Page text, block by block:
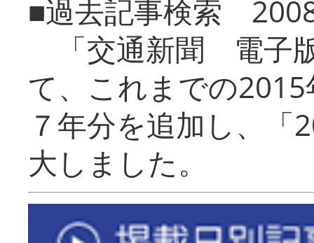
■過去記事検索
「交通新聞 電子
て、これまでの
７年分を追加し、「
大しまし